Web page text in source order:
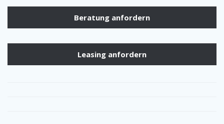
Beratung anfordern
Leasing anfordern